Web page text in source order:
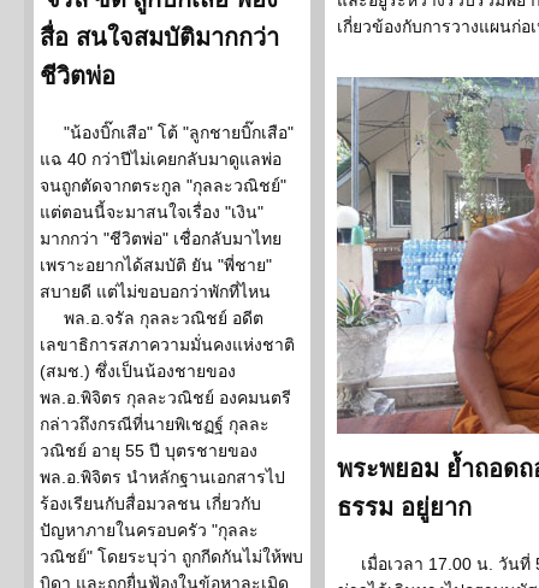
สื่อ สนใจสมบัติมากกว่า
ชีวิตพ่อ
"น้องบิ๊กเสือ" โต้ "ลูกชายบิ๊กเสือ"
แฉ 40 กว่าปีไม่เคยกลับมาดูแลพ่อ
จนถูกตัดจากตระกูล "กุลละวณิชย์"
แต่ตอนนี้จะมาสนใจเรื่อง "เงิน"
มากกว่า "ชีวิตพ่อ" เชื่อกลับมาไทย
เพราะอยากได้สมบัติ ยัน "พี่ชาย"
สบายดี แต่ไม่ขอบอกว่าพักที่ไหน
พล.อ.จรัล กุลละวณิชย์ อดีต
เลขาธิการสภาความมั่นคงแห่งชาติ
(สมช.) ซึ่งเป็นน้องชายของ
พล.อ.พิจิตร กุลละวณิชย์ องคมนตรี
กล่าวถึงกรณีที่นายพิเชฏฐ์ กุลละ
วณิชย์ อายุ 55 ปี บุตรชายของ
พล.อ.พิจิตร นำหลักฐานเอกสารไป
ร้องเรียนกับสื่อมวลชน เกี่ยวกับ
ปัญหาภายในครอบครัว "กุลละ
วณิชย์" โดยระบุว่า ถูกกีดกันไม่ให้พบ
บิดา และถูกยื่นฟ้องในข้อหาละเมิด
เกี่ยวข้องกับการวางแผนก่
พระพยอม ย้ำถอด
ธรรม อยู่ยาก
เมื่อเวลา 17.00 น. วัน